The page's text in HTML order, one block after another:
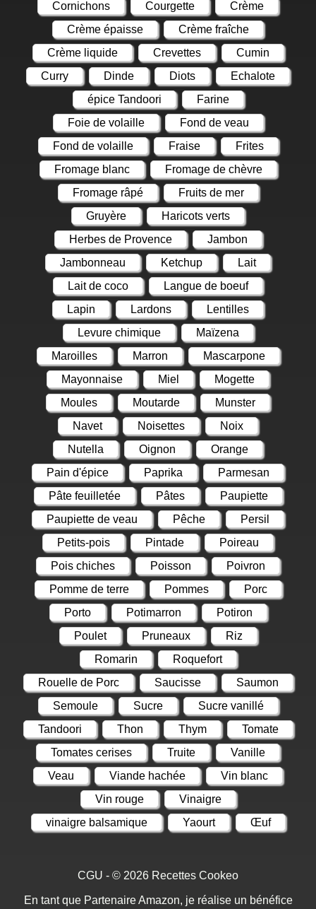
Cornichons
Courgette
Crème
Crème épaisse
Crème fraîche
Crème liquide
Crevettes
Cumin
Curry
Dinde Diots
Echalote
épice Tandoori
Farine
Foie de volaille
Fond de veau
Fond de volaille
Fraise
Frites
Fromage blanc
Fromage de chèvre
Fromage râpé
Fruits de mer
Gruyère
Haricots verts
Herbes de Provence
Jambon
Jambonneau
Ketchup
Lait
Lait de coco
Langue de boeuf
Lapin
Lardons
Lentilles
Levure chimique
Maïzena
Maroilles
Marron
Mascarpone
Mayonnaise
Miel
Mogette
Moules
Moutarde
Munster
Navet
Noisettes
Noix
Nutella
Oignon
Orange
Pain d'épice
Paprika
Parmesan
Pâte feuilletée
Pâtes
Paupiette
Paupiette de veau
Pêche
Persil
Petits-pois
Pintade
Poireau
Pois chiches
Poisson
Poivron
Pomme de terre
Pommes
Porc
Porto
Potimarron
Potiron
Poulet
Pruneaux
Riz
Romarin
Roquefort
Rouelle de Porc
Saucisse
Saumon
Semoule
Sucre
Sucre vanillé
Tandoori
Thon Thym
Tomate
Tomates cerises
Truite
Vanille
Veau
Viande hachée
Vin blanc
Vin rouge
Vinaigre
vinaigre balsamique
Yaourt Œuf
CGU - © 2026 Recettes Cookeo
En tant que Partenaire Amazon, je réalise un bénéfice